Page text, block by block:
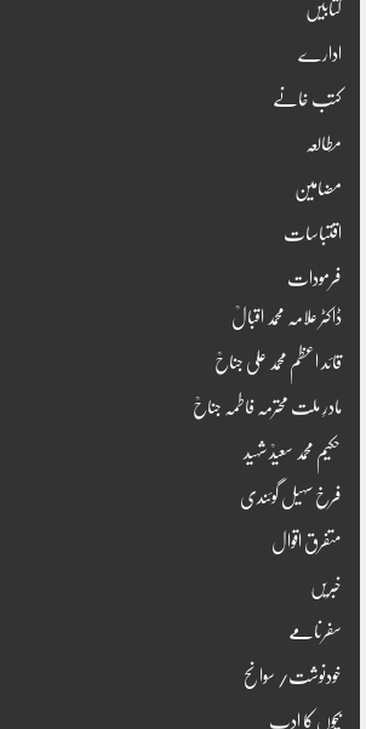
کتابیں
ادارے
کتب خانے
مطالعہ
مضامین
اقتباسات
فرمودات
ڈاکٹر علامہ محمد اقبالؒ
قائد اعظم محمد علی جناحؒ
مادرِ ملت محترمہ فاطمہ جناحؒ
حکیم محمد سعیدؒ شہید
فرخ سہیل گوئندی
متفرق اقوال
خبریں
سفرنامے
خودنوشت/ سوانح
بچوں کا ادب